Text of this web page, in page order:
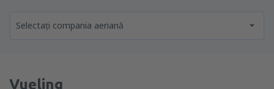
Selectați compania aeriană
Vueling